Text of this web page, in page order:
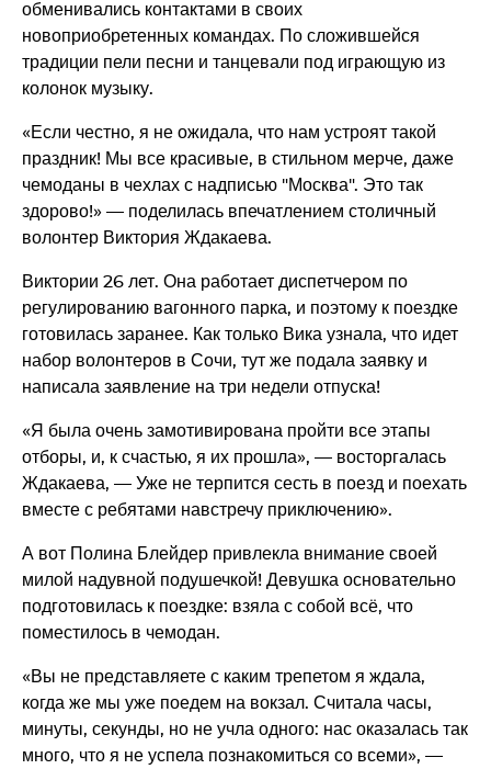
обменивались контактами в своих
новоприобретенных командах. По сложившейся
традиции пели песни и танцевали под играющую из
колонок музыку.
«Если честно, я не ожидала, что нам устроят такой
праздник! Мы все красивые, в стильном мерче, даже
чемоданы в чехлах с надписью "Москва". Это так
здорово!» — поделилась впечатлением столичный
волонтер Виктория Ждакаева.
Виктории 26 лет. Она работает диспетчером по
регулированию вагонного парка, и поэтому к поездке
готовилась заранее. Как только Вика узнала, что идет
набор волонтеров в Сочи, тут же подала заявку и
написала заявление на три недели отпуска!
«Я была очень замотивирована пройти все этапы
отборы, и, к счастью, я их прошла», — восторгалась
Ждакаева, — Уже не терпится сесть в поезд и поехать
вместе с ребятами навстречу приключению».
А вот Полина Блейдер привлекла внимание своей
милой надувной подушечкой! Девушка основательно
подготовилась к поездке: взяла с собой всё, что
поместилось в чемодан.
«Вы не представляете с каким трепетом я ждала,
когда же мы уже поедем на вокзал. Считала часы,
минуты, секунды, но не учла одного: нас оказалась так
много, что я не успела познакомиться со всеми», —